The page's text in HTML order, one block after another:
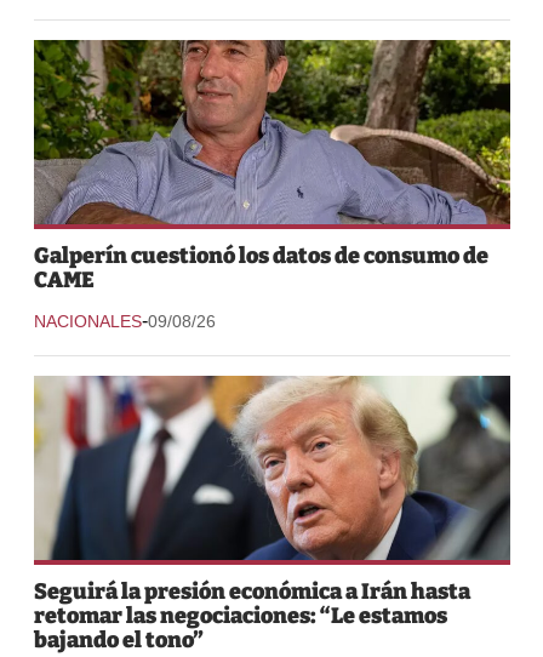
Galperín cuestionó los datos de consumo de
CAME
NACIONALES-09/08/26
Seguirá la presión económica a Irán hasta
retomar las negociaciones: “Le estamos
bajando el tono”